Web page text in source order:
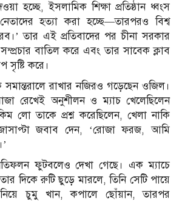
হচ্ছে, ইসলামিক শিক্ষা প্রতিষ্ঠান ধ্বংস
হত্যা করা হচ্ছে—তারপরও বিশ্ব
তার এই প্রতিবাদের পর চীনা সরকার
বাতিল করে এবং তার সাবেক ক্লাব
সৃষ্টি করে।
সমান্তরালে রাখার নজিরও গড়েছেন ওজিল।
রেখেই অনুশীলন ও ম্যাচ খেলেছিলেন
লো তাকে প্রশ্ন করেছিলেন, খেলা নাকি
জবাব দেন, ‘রোজা ফরজ, আমি
ফুটবলেও দেখা গেছে। এক ম্যাচে
দিকে রুটি ছুড়ে মারলে, তিনি সেটি পায়ে
চুমু খান, কপালে ছোঁয়ান, তারপর